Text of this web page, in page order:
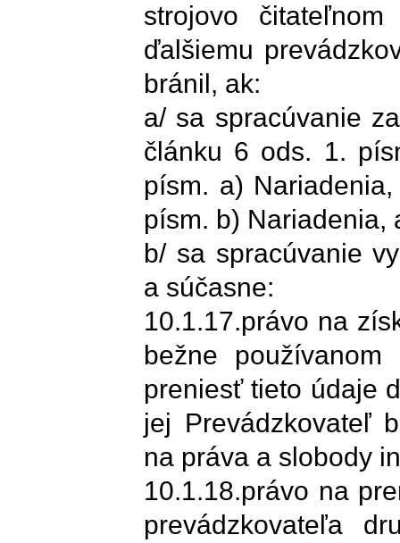
strojovo
ďalšiemu
bránil, ak:
a/ sa spracúvanie
článku 6 ods. 1.
písm. a)
písm. b) Nariadenia,
b/ sa spracúvanie
a súčasne:
10.1.17.právo na
bežne
preniesť tieto údaje
jej Prevádzkovateľ
na práva a slobody
10.1.18.právo na
prevádzkovateľa